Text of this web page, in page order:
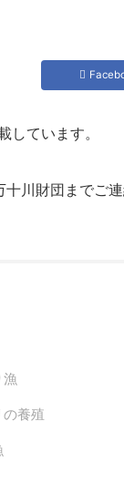
しています。
川財団までご連
養殖